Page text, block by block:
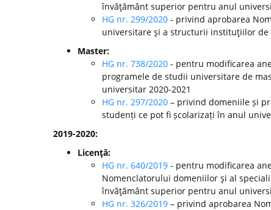
învăţământ superior pentru anul
HG nr. 299/2020 - privind aprobarea
universitare şi a structurii instituţiilor
Master:
HG nr. 738/2020 - pentru modificarea
programele de studii universitare de
universitar 2020-2021
HG nr. 297/2020 – privind domeniile și
studenți ce pot fi școlarizați în anul
2019-2020:
Licenţă:
HG nr. 640/2019 - pentru modificarea
Nomenclatorului domeniilor şi al
învăţământ superior pentru anul
HG nr. 326/2019 – privind aprobarea